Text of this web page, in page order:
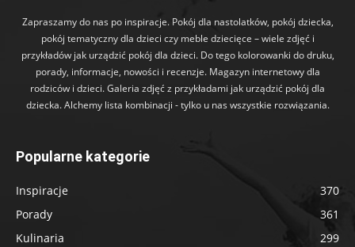
Zapraszamy do nas po inspiracje. Pokój dla nastolatków, pokój dziecka,
pokój tematyczny dla dzieci czy meble dziecięce – wiele zdjęć i
przykładów jak urządzić pokój dla dzieci. Do tego kolorowanki do druku,
porady, informacje, nowości i recenzje. Magazyn internetowy dla
rodziców i dzieci. Galeria zdjęć z przykładami jak urządzić pokój dla
dziecka. Alchemy lista kombinacji - tylko u nas wszystkie rozwiązania.
Popularne kategorie
Inspiracje
370
Porady
361
Kulinaria
299